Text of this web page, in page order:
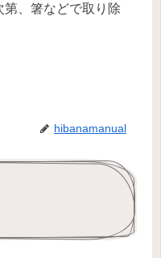
、箸などで取り除
hibanamanual